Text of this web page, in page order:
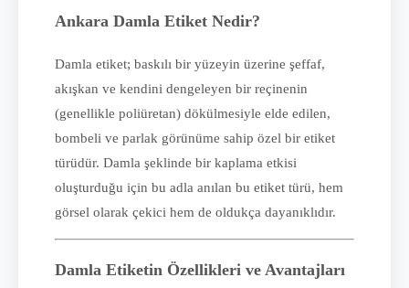
Ankara Damla Etiket Nedir?
Damla etiket; baskılı bir yüzeyin üzerine şeffaf,
akışkan ve kendini dengeleyen bir reçinenin
(genellikle poliüretan) dökülmesiyle elde edilen,
bombeli ve parlak görünüme sahip özel bir etiket
türüdür. Damla şeklinde bir kaplama etkisi
oluşturduğu için bu adla anılan bu etiket türü, hem
görsel olarak çekici hem de oldukça dayanıklıdır.
Damla Etiketin Özellikleri ve Avantajları